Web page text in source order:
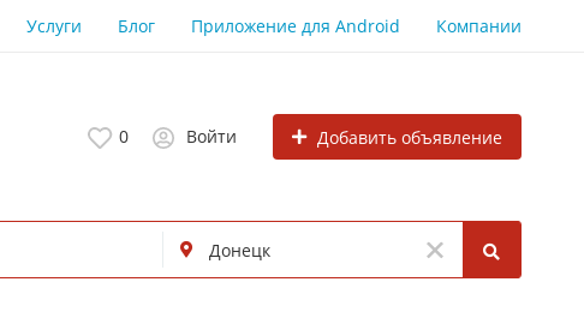
Услуги Блог Приложение для Android Компании
0 Войти Добавить объявление